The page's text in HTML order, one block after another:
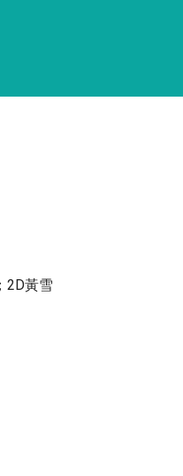
2D黃雪